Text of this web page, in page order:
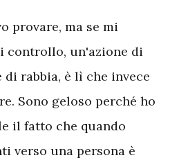
provare, ma se mi
controllo, un'azione di
rabbia, è lì che invece
Sono geloso perché ho
il fatto che quando
verso una persona è